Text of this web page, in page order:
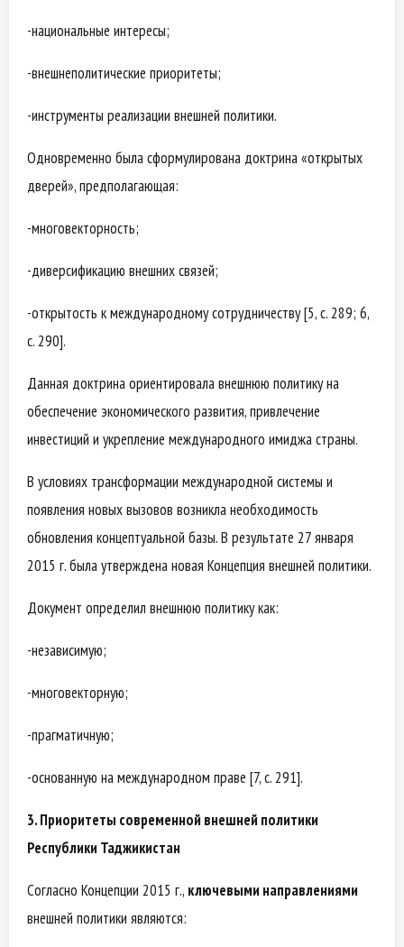
-национальные интересы;
-внешнеполитические приоритеты;
-инструменты реализации внешней политики.
Одновременно была сформулирована доктрина «открытых
дверей», предполагающая:
-многовекторность;
-диверсификацию внешних связей;
-открытость к международному сотрудничеству [5, с. 289; 6,
с. 290].
Данная доктрина ориентировала внешнюю политику на
обеспечение экономического развития, привлечение
инвестиций и укрепление международного имиджа страны.
В условиях трансформации международной системы и
появления новых вызовов возникла необходимость
обновления концептуальной базы. В результате 27 января
2015 г. была утверждена новая Концепция внешней политики.
Документ определил внешнюю политику как:
-независимую;
-многовекторную;
-прагматичную;
-основанную на международном праве [7, с. 291].
3. Приоритеты современной внешней политики
Республики Таджикистан
Согласно Концепции 2015 г., ключевыми направлениями
внешней политики являются: